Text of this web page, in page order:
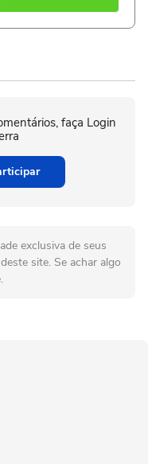
faça Login
exclusiva de seus
site. Se achar algo